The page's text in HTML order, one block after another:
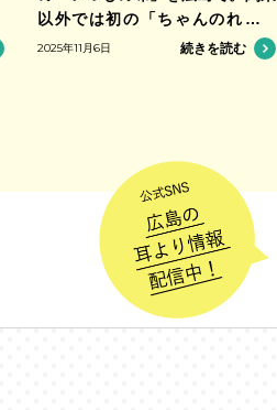
以外では初の「ちゃんのれん組
合」加盟の中華そば店
2025年11月6日 続きを読む